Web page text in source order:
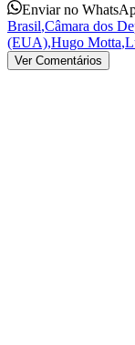
Enviar no
Brasil,Câmara dos
(EUA),Hugo Motta,
Ver Comentários